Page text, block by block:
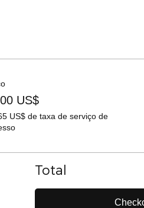
US$
US$ de taxa de serviço de
Total